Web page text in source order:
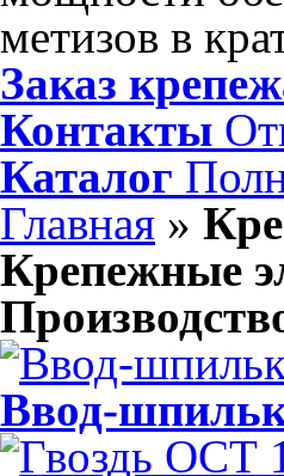
метизов в
Заказ
Контакты
Каталог
Главная »
Крепежные
Ввод-